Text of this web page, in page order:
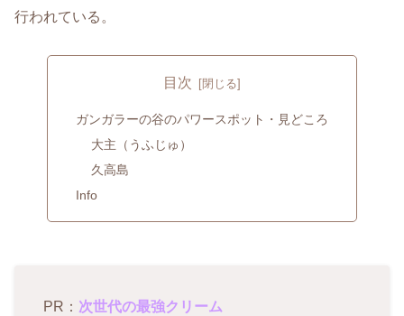
行われている。
目次
ガンガラーの谷のパワースポット・見どころ
大主（うふじゅ）
久高島
Info
PR： 次世代の最強クリーム